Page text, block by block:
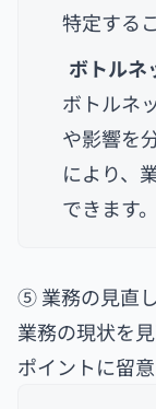
特定する
ボトルネ
ボトルネ
や影響を
により、
できます。
⑤ 業務の見直
業務の現状を
ポイントに留意